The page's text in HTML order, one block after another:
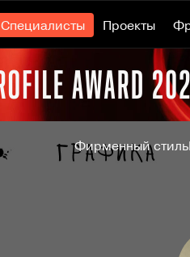
Специалисты Проекты
Фирменный стиль